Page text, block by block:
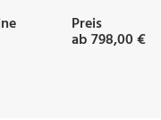
Preis
ab 798,00 €